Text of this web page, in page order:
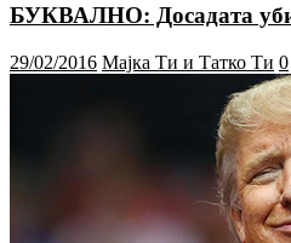
БУКВАЛНО: Досадата
29/02/2016 Мајка Ти и Татко Ти 0